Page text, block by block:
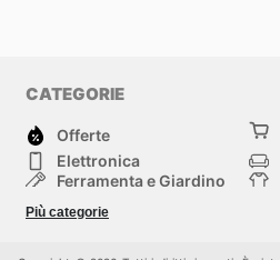
CATEGORIE
Offerte
Elettronica
Ferramenta e Giardino
Bambini e Neonati
Più categorie